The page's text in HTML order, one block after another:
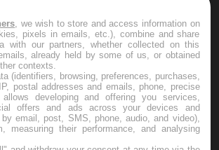
Maladie de Charcot (Sclérose latérale
amyotrophique)
, we wish to store and access information on
pixels in emails, etc.), combine and share
with our partners, whether collected on this
already held by some of us, or obtained
contexts.
(identifiers, browsing, preferences, purchases,
postal addresses and emails, phone, precise
developing and offering you services,
offers and ads across your devices and
email, post, SMS, phone, audio, and video),
measuring their performance, and analysing